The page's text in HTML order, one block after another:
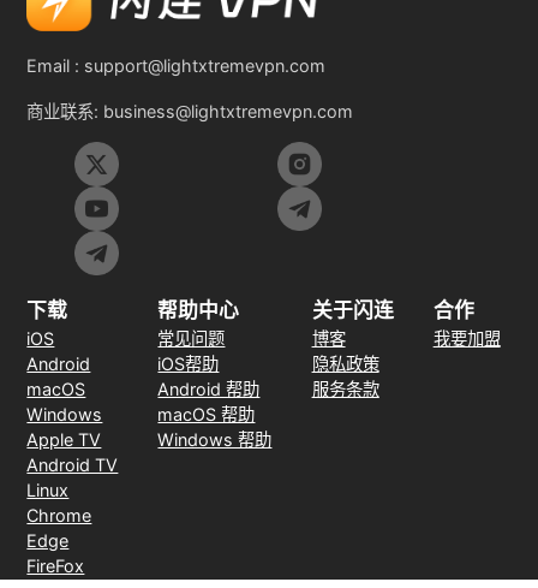
Email : support@lightxtremevpn.com
商业联系: business@lightxtremevpn.com
下载
iOS
Android
macOS
Windows
Apple TV
Android TV
Linux
Chrome
Edge
FireFox
帮助中心
常见问题
iOS帮助
Android 帮助
macOS 帮助
Windows 帮助
关于闪连
博客
隐私政策
服务条款
合作
我要加盟